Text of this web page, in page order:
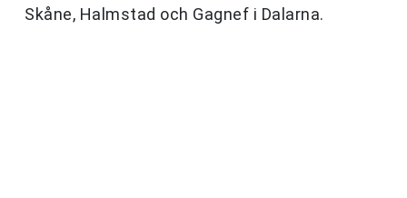
Skåne, Halmstad och Gagnef i Dalarna.